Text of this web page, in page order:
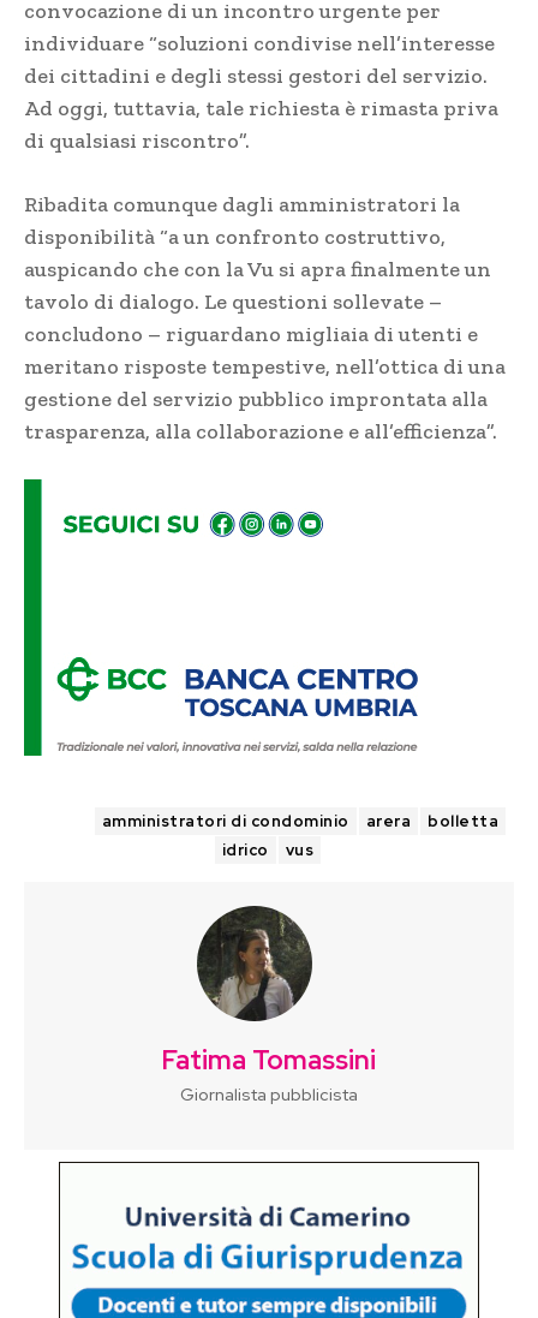
convocazione di un incontro urgente per
individuare “soluzioni condivise nell’interesse
dei cittadini e degli stessi gestori del servizio.
Ad oggi, tuttavia, tale richiesta è rimasta priva
di qualsiasi riscontro”.
Ribadita comunque dagli amministratori la
disponibilità “a un confronto costruttivo,
auspicando che con la Vu si apra finalmente un
tavolo di dialogo. Le questioni sollevate –
concludono – riguardano migliaia di utenti e
meritano risposte tempestive, nell’ottica di una
gestione del servizio pubblico improntata alla
trasparenza, alla collaborazione e all’efficienza”.
amministratori di condominio arera
bolletta
idrico
vus
Fatima Tomassini
Giornalista pubblicista